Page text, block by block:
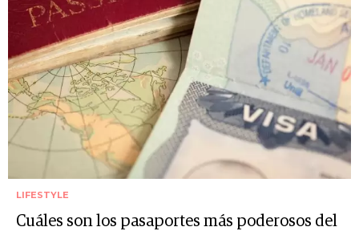
LIFESTYLE
Cuáles son los pasaportes más poderosos del